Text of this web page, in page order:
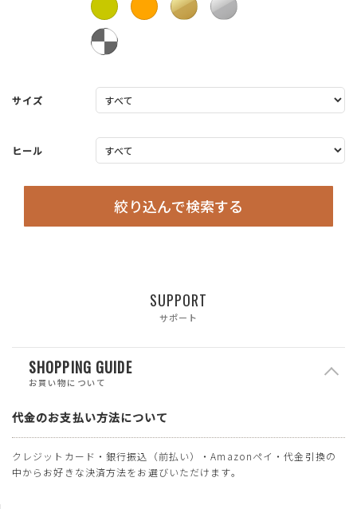
サイズ
ヒール
絞り込んで検索する
SUPPORT
サポート
SHOPPING GUIDE
お買い物について
代金のお支払い方法について
クレジットカード・銀行振込（前払い）・Amazonペイ・代金引換の
中からお好きな決済方法をお選びいただけます。